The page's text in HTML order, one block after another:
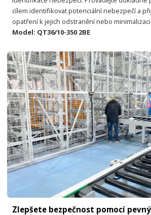
cílem identifikovat potenciální nebezpečí a
opatření k jejich odstranění nebo minimalizaci.
Model: QT36/10-350 2BE
Zlepšete bezpečnost pomocí